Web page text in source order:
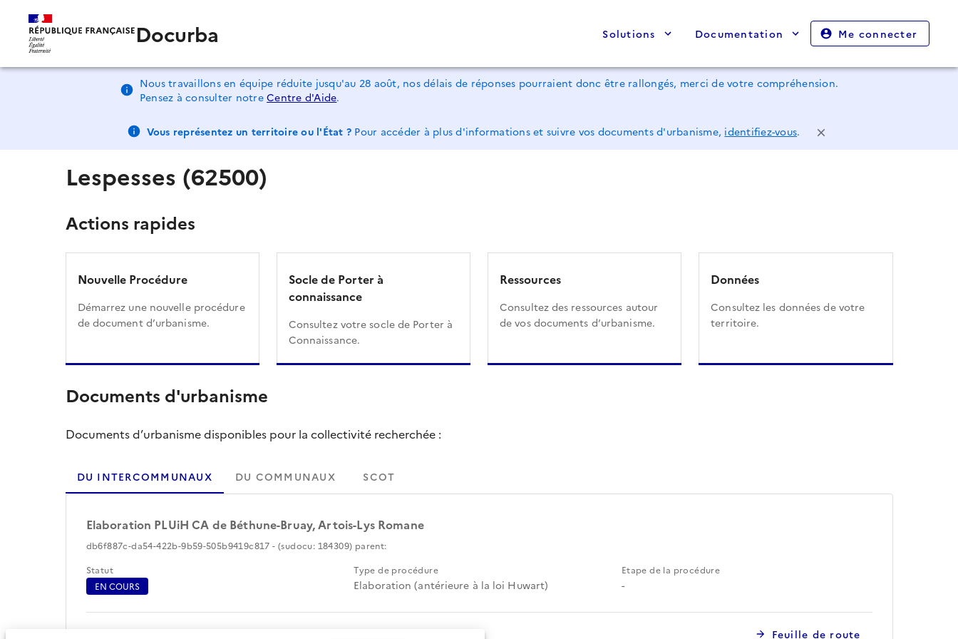
Docurba Solutions Documentation Me connecter
Nous travaillons en équipe réduite jusqu'au 28 août, nos délais de réponses pourraient donc être rallongés, merci de votre compréhension.
Pensez à consulter notreCentre d'Aide.
Vous représentez un territoire ou l'État ? Pour accéder à plus d'informations et suivre vos documents d'urbanisme, identifiez-vous.
Lespesses (62500)
Actions rapides
Nouvelle Procédure
Démarrez une nouvelle procédure
de document d’urbanisme.
Socle de Porter à
connaissance
Consultez votre socle de Porter à
Connaissance.
Ressources
Consultez des ressources autour
de vos documents d’urbanisme.
Données
Consultez les données de votre
territoire.
Documents d'urbanisme
Documents d’urbanisme disponibles pour la collectivité recherchée :
DU INTERCOMMUNAUX DU COMMUNAUX SCOT
Elaboration PLUiH CA de Béthune-Bruay, Artois-Lys Romane
db6f887c-da54-422b-9b59-505b9419c817 - (sudocu: 184309) parent:
Statut
EN COURS
Type de procédure
Elaboration (antérieure à la loi Huwart)
Etape de la procédure
-
Feuille de route